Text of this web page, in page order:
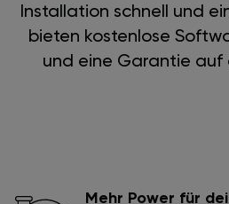
Installation schnell und
bieten kostenlose
und eine Garantie auf
Mehr Power für